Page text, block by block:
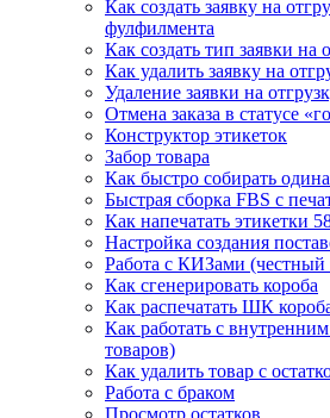
Как создать заявку на
фулфилмента
Как создать тип заявки на
Как удалить заявку на
Удаление заявки на
Отмена заказа в статусе
Конструктор этикеток
Забор товара
Как быстро собирать
Быстрая сборка FBS с
Как напечатать этикетки
Настройка создания
Работа с КИЗами (честный
Как сгенерировать короба
Как распечатать ШК
Как работать с
товаров)
Как удалить товар с
Работа с браком
Просмотр остатков